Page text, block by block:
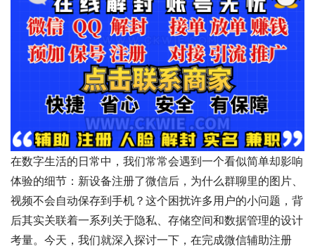
在数字生活的日常中，我们常常会遇到一个看似简单却影响
体验的细节：新设备注册了微信后，为什么群聊里的图片、
视频不会自动保存到手机？这个困扰许多用户的小问题，背
后其实关联着一系列关于隐私、存储空间和数据管理的设计
考量。今天，我们就深入探讨一下，在完成微信辅助注册